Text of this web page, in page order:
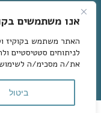
אנו משתמשים
האתר משתמש בקוקיז
לניתוחים סטטיסטיים
את/ה מסכימ/ה
ביטול
הצהרת
אתרי וורדפרס
מחקר מילות
קידום אתרים